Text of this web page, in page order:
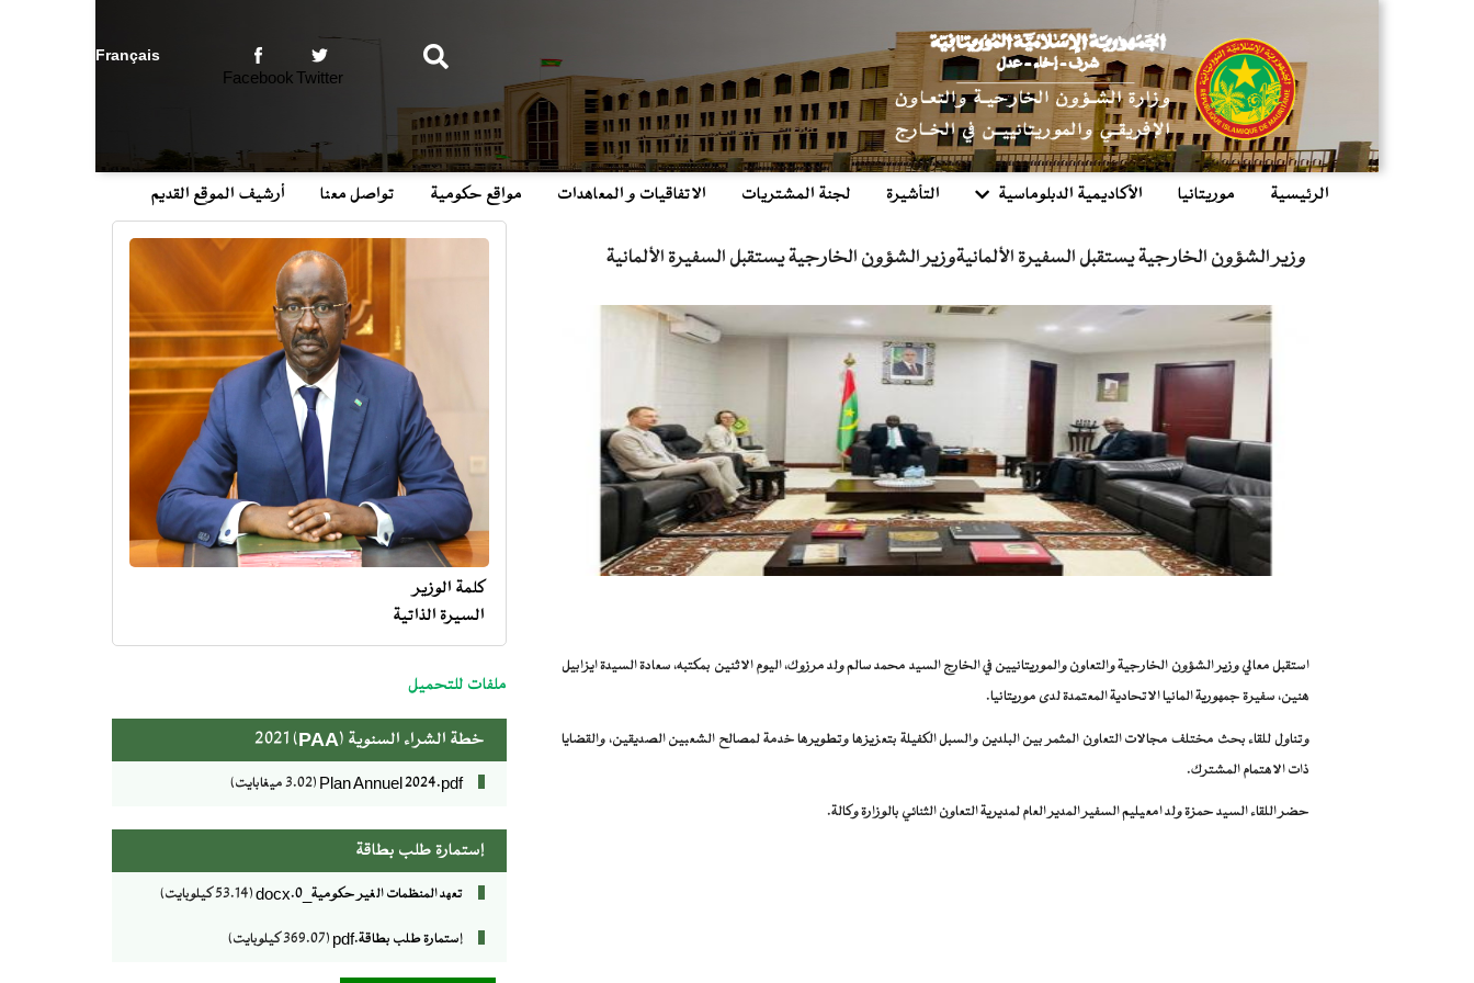
Twitter
Facebook
menu
الرئيسية موريتانيا الأكاديمية الدبلوماسية التأشيرة لجنة المشتريات الاتفاقيات و المعاهدات مواقع حكومية تواصل معنا أرشيف الموقع القديم
menu
ministre
كلمة الوزير
السيرة الذاتية
ملفات للتحميل
خطة الشراء السنوية (PAA) 2021
Plan Annuel 2024.pdf (3.02 ميغابايت)
إستمارة طلب بطاقة
تعهد المنظمات الغير حكومية_0.docx (53.14 كيلوبايت)
إستمارة طلب بطاقة.pdf (369.07 كيلوبايت)
وزير الشؤون الخارجية يستقبل السفيرة الألمانيةوزير الشؤون الخارجية يستقبل السفيرة الألمانية
استقبل معالي وزير الشؤون الخارجية والتعاون والموريتانيين في الخارج السيد محمد سالم ولد مرزوك، اليوم الاثنين بمكتبه، سعادة السيدة ايزابيل
هنين، سفيرة جمهورية المانيا الاتحادية المعتمدة لدى موريتانيا.
وتناول للقاء بحث مختلف مجالات التعاون المثمر بين البلدين والسبل الكفيلة بتعزيزها وتطويرها خدمة لمصالح الشعبين الصديقين، والقضايا
ذات الاهتمام المشترك.
حضر اللقاء السيد حمزة ولد امعيليم السفير المدير العام لمديرية التعاون الثنائي بالوزارة وكالة.